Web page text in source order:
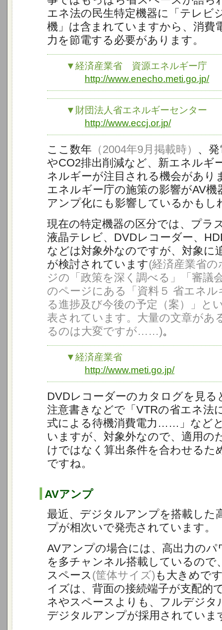
エネ法の民生特定機器に「テレビ
機」は含まれていますから、消費
力を節電する必要があります。
▼経済産業省 資源エネルギー庁
http://www.enecho.meti.go.jp/
▼財団法人省エネルギーセンター
http://www.eccj.or.jp/
ここ数年 （2004年9月掲載時） 、
やCO2排出削減など、新エネルギ
ネルギーが注目される機会があり
エネルギー庁の施策の影響がAV機
アンプ化にも影響しているかもし
現在の特定機器の区分では、プラ
液晶テレビ、DVDレコーダー、
などは対象外なのですが、対象に
が検討されています(経済産業省
ジの「政策を深く調べる」「審議
のページにある「資料５ 省エネル
る進捗及び今後の予定（案）」と
表されています。大量の文章があ
るのは大変ですが……)。
▼経済産業省
http://www.meti.go.jp/
DVDレコーダーのカタログを見る
注意書きなどで「VTRの省エネ法
式による待機消費電力……」など
いますが、対象外なので、適用の
けではなく算出条件を合わせるた
ですね。
AVアンプ
最近、デジタルアンプを搭載した
プが相次いで発売されています。
AVアンプの場合には、高出力のパ
を多チャンネル搭載しているので
スペース (筐体サイズ) も大きめで
イズは、背面の接続端子が支配的
ネやスペースよりも、フルデジタ
デジタルアンプが採用されていま